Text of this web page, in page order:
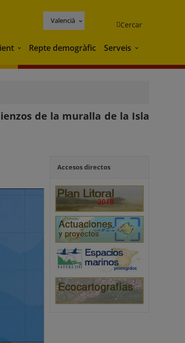
Valencià Cercar
Medi ambient
Repte demogràfic Serveis Serveis
de la muralla de la Isla
Accesos directos